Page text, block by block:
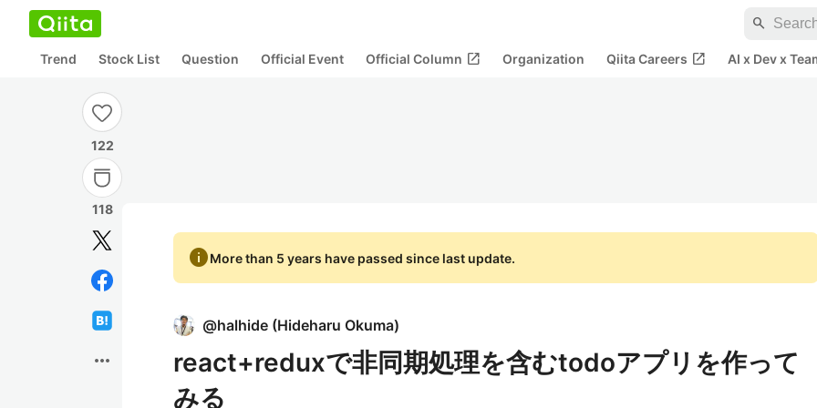
search
Trend Stock List Question Official Event Official Column open_in_new Organization Qiita Careers open_in_new AI x Dev x
122
118
more_horiz
infoMore than 5 years have passed since last update.
@halhide (Hideharu Okuma)
react+reduxで非同期処理を含むtodoアプリを作って
みる